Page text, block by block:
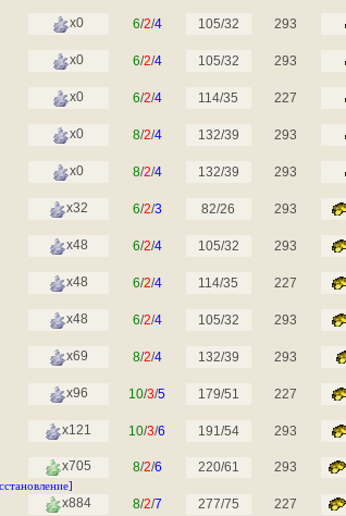
x0 6/2/4 105/32 293
x0 6/2/4 105/32 293
x0 6/2/4 114/35 227
x0 8/2/4 132/39 293
x0 8/2/4 132/39 293
x32 6/2/3 82/26 293
x48 6/2/4 105/32 293
x48 6/2/4 114/35 227
x48 6/2/4 105/32 293
x69 8/2/4 132/39 293
x96 10/3/5 179/51 227
x121 10/3/6 191/54 293
x705 8/2/6 220/61 293
x884 8/2/7 277/75 227